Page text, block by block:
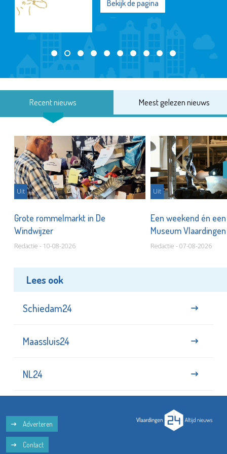
Bekijk de pagina
Recent nieuws Meest gelezen nieuws
Uit
Grote rommelmarkt in De
Windwijzer
Redactie - 10-08-2026
Uit
Een weekend én
Museum
Redactie - 07-08-2026
Lees ook
Schiedam24
Maassluis24
NL24
Adverteren
Contact